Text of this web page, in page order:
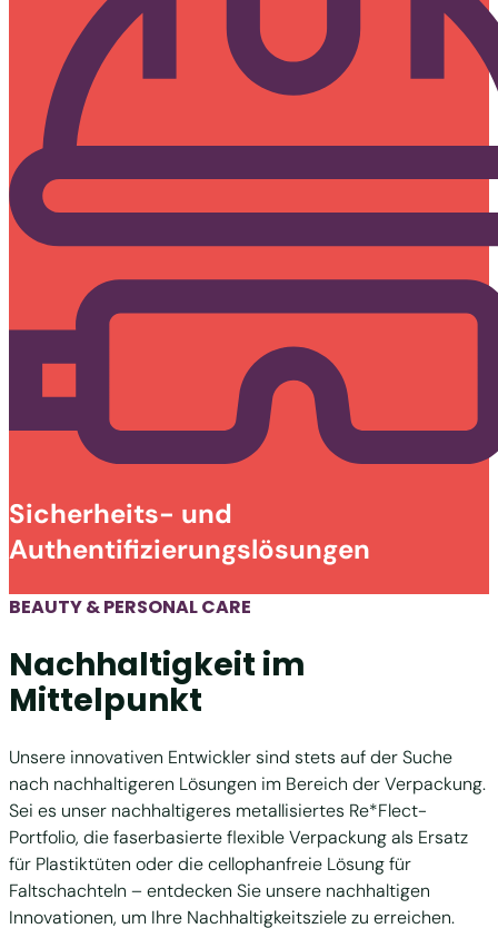
Sicherheits- und
Authentifizierungslösungen
BEAUTY & PERSONAL CARE
Nachhaltigkeit im
Mittelpunkt
Unsere innovativen Entwickler sind stets auf der Suche
nach nachhaltigeren Lösungen im Bereich der Verpackung.
Sei es unser nachhaltigeres metallisiertes Re*Flect-
Portfolio, die faserbasierte flexible Verpackung als Ersatz
für Plastiktüten oder die cellophanfreie Lösung für
Faltschachteln – entdecken Sie unsere nachhaltigen
Innovationen, um Ihre Nachhaltigkeitsziele zu erreichen.